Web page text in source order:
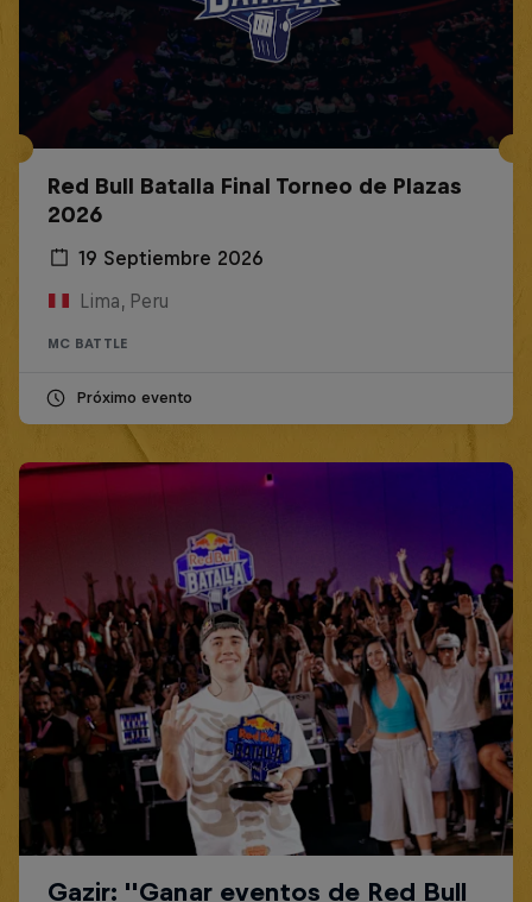
Red Bull Batalla Final Torneo de Plazas
2026
19 Septiembre 2026
Lima, Peru
MC BATTLE
Próximo evento